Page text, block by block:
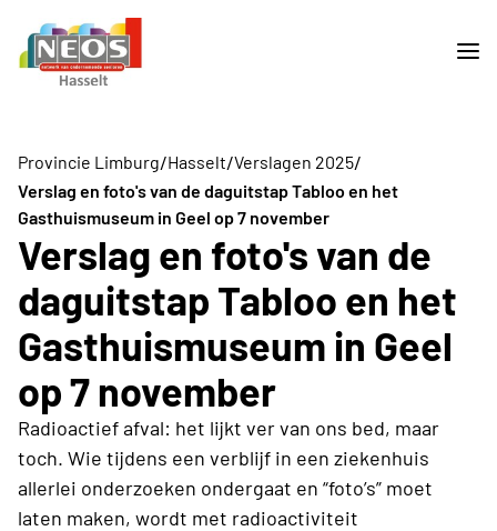
Provincie Limburg/Hasselt/Verslagen 2025/
Verslag en foto's van de daguitstap Tabloo en het
Gasthuismuseum in Geel op 7 november
Verslag en foto's van de
daguitstap Tabloo en het
Gasthuismuseum in Geel
op 7 november
Radioactief afval: het lijkt ver van ons bed, maar
toch. Wie tijdens een verblijf in een ziekenhuis
allerlei onderzoeken ondergaat en “foto’s” moet
laten maken, wordt met radioactiviteit